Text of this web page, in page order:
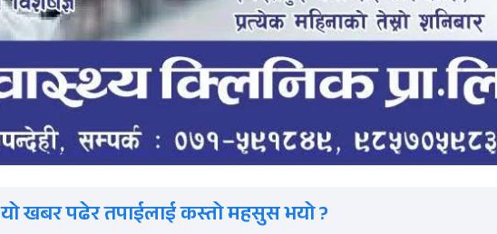
यो खबर पढेर तपाईलाई कस्तो महसुस भयो ?